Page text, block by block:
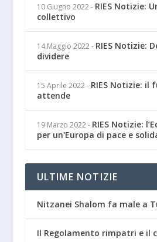
10 Giugno 2022 - RIES Notizie:
collettivo
14 Maggio 2022 - RIES Notizie:
dividere
15 Aprile 2022 - RIES Notizie: il
attende
19 Marzo 2022 - RIES Notizie:
per un'Europa di pace e
ULTIME NOTIZIE
Nitzanei Shalom fa male a
Il Regolamento rimpatri e il